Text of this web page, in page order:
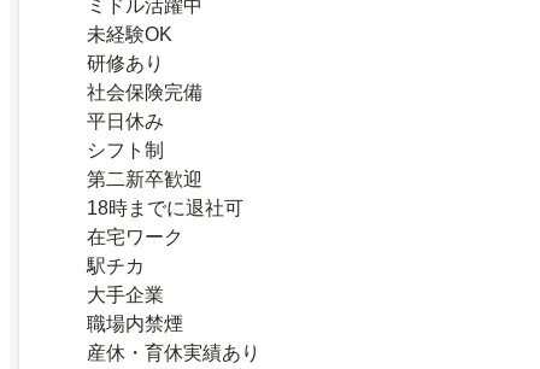
ミドル活躍中
未経験OK
研修あり
社会保険完備
平日休み
シフト制
第二新卒歓迎
18時までに退社可
在宅ワーク
駅チカ
大手企業
職場内禁煙
産休・育休実績あり